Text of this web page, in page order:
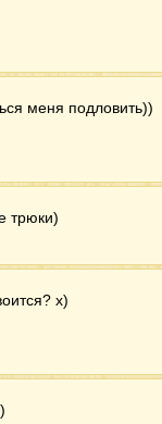
меня подловить))
трюки)
х)